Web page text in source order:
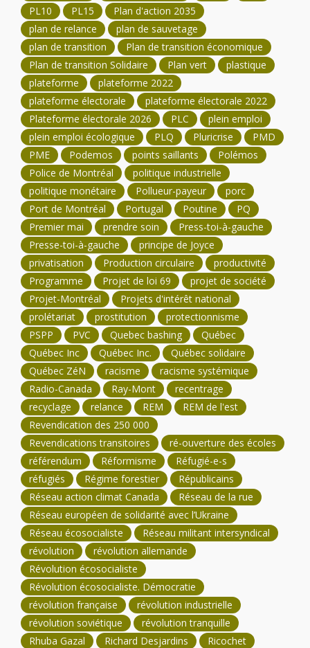
PL10
PL15
Plan d'action 2035
plan de relance
plan de sauvetage
plan de transition
Plan de transition économique
Plan de transition Solidaire
Plan vert
plastique
plateforme
plateforme 2022
plateforme électorale
plateforme électorale 2022
Plateforme électorale 2026
PLC
plein emploi
plein emploi écologique
PLQ Pluricrise
PMD
PME
Podemos points saillants
Polémos
Police de Montréal
politique industrielle
politique monétaire
Pollueur-payeur
porc
Port de Montréal
Portugal Poutine
PQ
Premier mai
prendre soin
Press-toi-à-gauche
Presse-toi-à-gauche
principe de Joyce
privatisation
Production circulaire
productivité
Programme
Projet de loi 69
projet de société
Projet-Montréal
Projets d'intérêt national
prolétariat
prostitution
protectionnisme
PSPP
PVC Quebec bashing
Québec
Québec Inc
Québec Inc.
Québec solidaire
Québec ZéN
racisme
racisme systémique
Radio-Canada
Ray-Mont
recentrage
recyclage
relance REM
REM de l'est
Revendication des 250 000
Revendications transitoires
ré-ouverture des écoles
référendum
Réformisme
Réfugié-e-s
réfugiés
Régime forestier
Républicains
Réseau action climat Canada
Réseau de la rue
Réseau européen de solidarité avec l’Ukraine
Réseau écosocialiste
Réseau militant intersyndical
révolution
révolution allemande
Révolution écosocialiste
Révolution écosocialiste. Démocratie
révolution française
révolution industrielle
révolution soviétique
révolution tranquille
Rhuba Gazal
Richard Desjardins
Ricochet